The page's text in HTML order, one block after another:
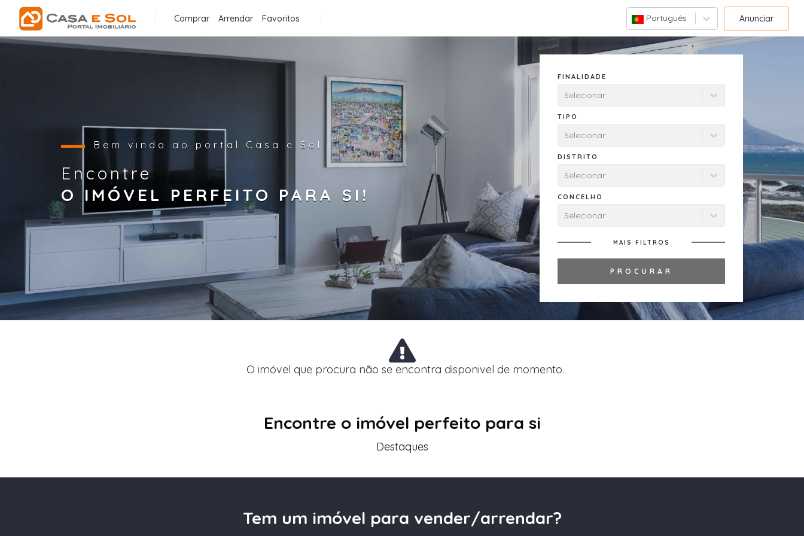
Comprar Arrendar Favoritos Português Anunciar
Bem vindo ao portal Casa e Sol
Encontre
O IMÓVEL PERFEITO PARA SI!
FINALIDADE
Selecionar
TIPO
Selecionar
DISTRITO
Selecionar
CONCELHO
Selecionar
MAIS FILTROS
O imóvel que procura não se encontra disponivel de momento.
Encontre o imóvel perfeito para si
Destaques
Tem um imóvel para vender/arrendar?